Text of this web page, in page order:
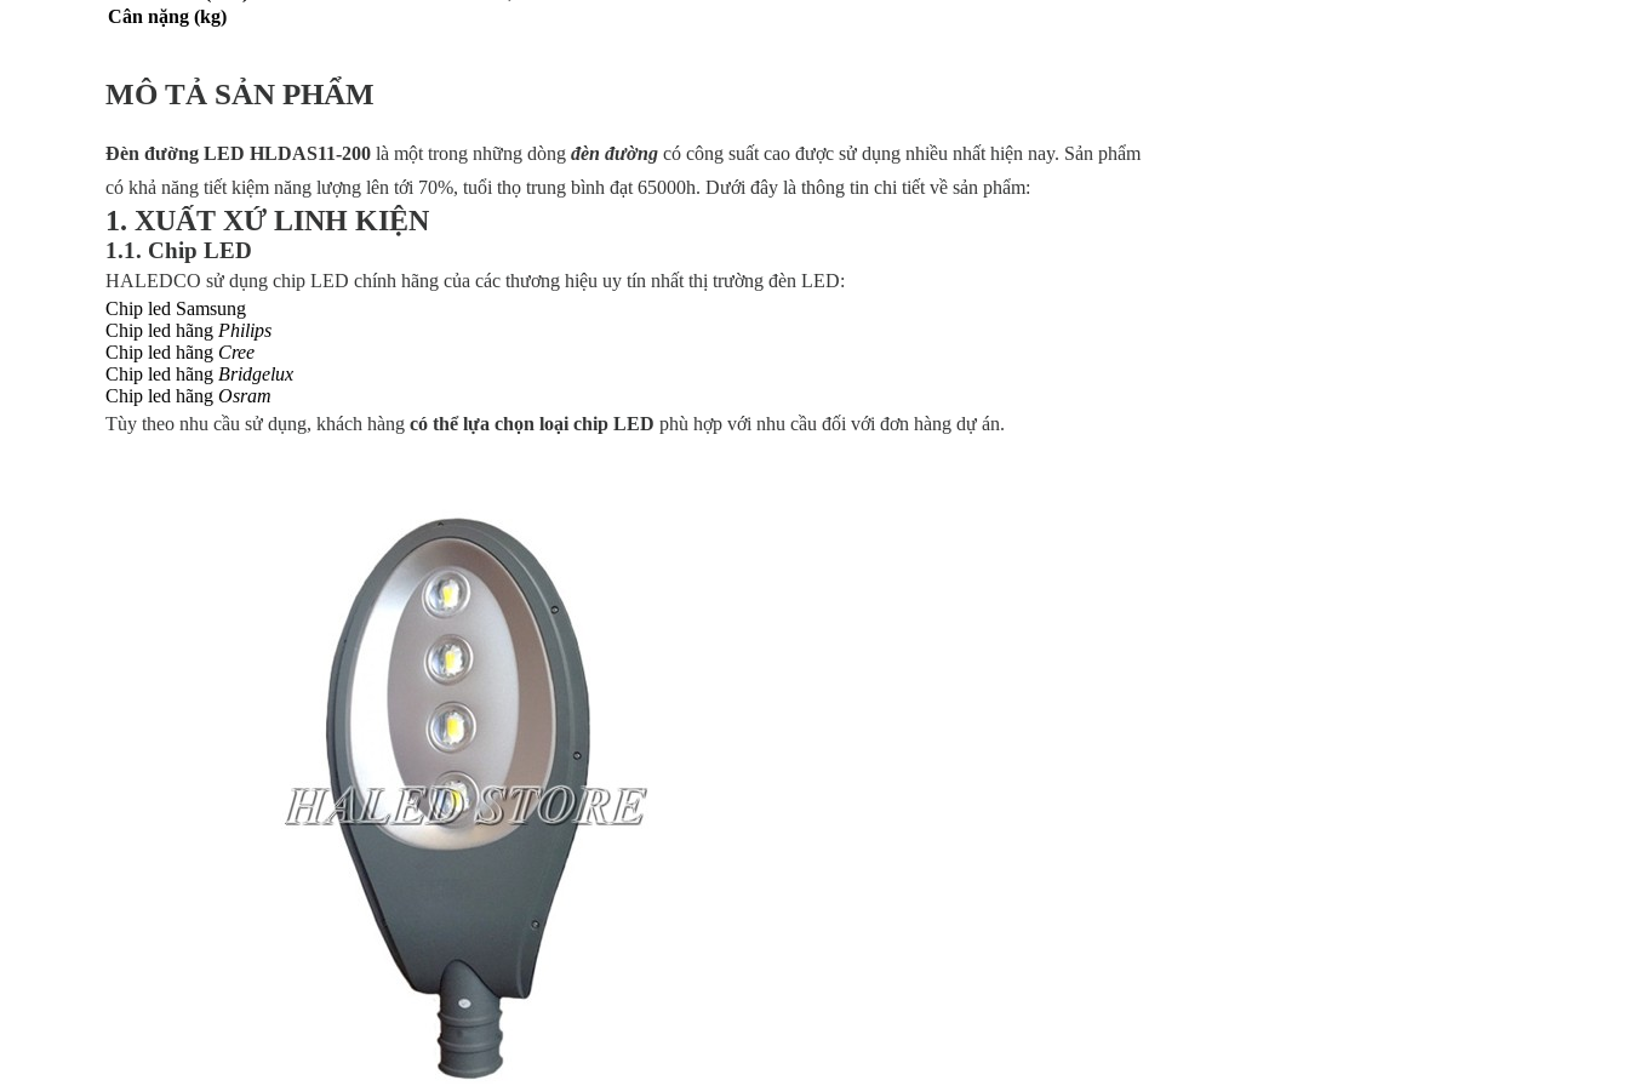
Cân nặng (kg)
MÔ TẢ SẢN PHẨM
Đèn đường LED HLDAS11-200 là một trong những dòng đèn đường có công suất cao được sử dụng nhiều nhất hiện nay. Sản phẩm
có khả năng tiết kiệm năng lượng lên tới 70%, tuổi thọ trung bình đạt 65000h. Dưới đây là thông tin chi tiết về sản phẩm:
1. XUẤT XỨ LINH KIỆN
1.1. Chip LED
HALEDCO sử dụng chip LED chính hãng của các thương hiệu uy tín nhất thị trường đèn LED:
Chip led Samsung
Chip led hãng Philips
Chip led hãng Cree
Chip led hãng Bridgelux
Chip led hãng Osram
Tùy theo nhu cầu sử dụng, khách hàng có thể lựa chọn loại chip LED phù hợp với nhu cầu đối với đơn hàng dự án.